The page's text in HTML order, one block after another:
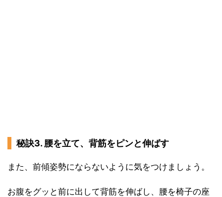
秘訣3. 腰を立て、背筋をピンと伸ばす
また、前傾姿勢にならないように気をつけましょう。
お腹をグッと前に出して背筋を伸ばし、腰を椅子の座